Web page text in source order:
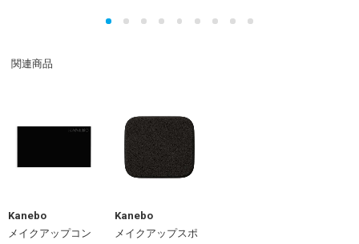
関連商品
Kanebo
メイクアップコン
Kanebo
メイクアップスポ